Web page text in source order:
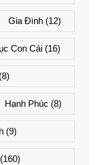
Gia Đình (12)
Con Cái(16)
Hạnh Phúc (8)
(9)
(160)